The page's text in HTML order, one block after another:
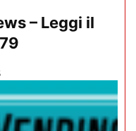
– Leggi il